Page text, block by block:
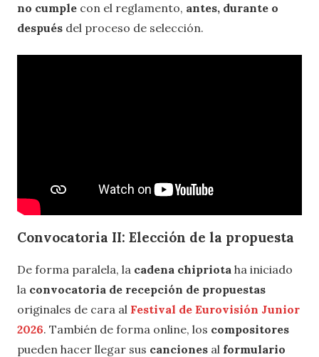
no cumple con el reglamento, antes, durante o
después del proceso de selección.
Convocatoria II: Elección de la propuesta
De forma paralela, la cadena chipriota ha iniciado
la convocatoria de recepción de propuestas
originales de cara al Festival de Eurovisión Junior
2026. También de forma online, los compositores
pueden hacer llegar sus canciones al formulario